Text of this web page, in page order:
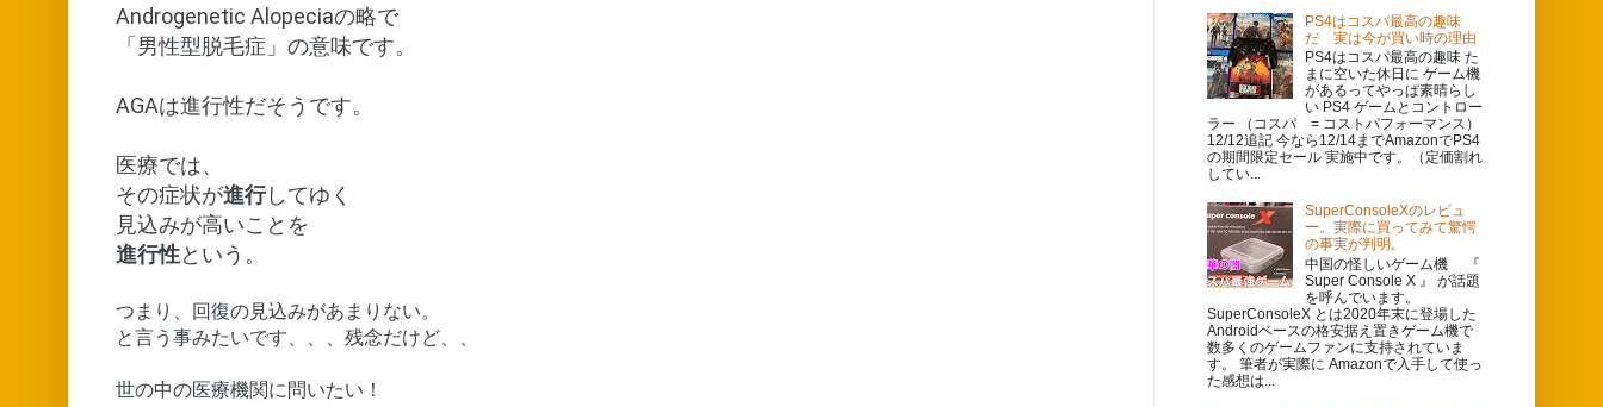
Androgenetic Alopeciaの略で
「男性型脱毛症」の意味です。
AGAは進行性だそうです。
医療では、
その症状が進行してゆく
見込みが高いことを
進行性という。
つまり、回復の見込みがあまりない。
と言う事みたいです、、、残念だけど、、
世の中の医療機関に問いたい！
PS4はコスパ最高の趣味
だ 実は今が買い時の理由
PS4はコスパ最高の趣味 た
まに空いた休日に ゲーム機
があるってやっぱ素晴らし
い PS4 ゲームとコントロー
ラー （コスパ = コストパフォーマンス）
12/12追記 今なら12/14までAmazonでPS4
の期間限定セール 実施中です。（定価割れ
してい...
SuperConsoleXのレビュ
ー。実際に買ってみて驚愕
の事実が判明。
中国の怪しいゲーム機 『
Super Console X 』 が話題
を呼んでいます。
SuperConsoleX とは2020年末に登場した
Androidベースの格安据え置きゲーム機で
数多くのゲームファンに支持されていま
す。 筆者が実際に Amazonで入手して使っ
た感想は...